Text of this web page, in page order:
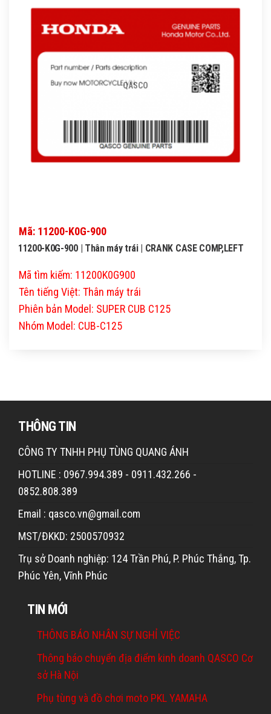
QASCO
Mã: 11200-K0G-900
11200-K0G-900 | Thân máy trái | CRANK CASE COMP,LEFT
Mã tìm kiếm: 11200K0G900
Tên tiếng Việt: Thân máy trái
Phiên bản Model: SUPER CUB C125
Nhóm Model: CUB-C125
THÔNG TIN
CÔNG TY TNHH PHỤ TÙNG QUANG ÁNH
HOTLINE : 0967.994.389 - 0911.432.266 -
0852.808.389
Email : qasco.vn@gmail.com
MST/ĐKKD: 2500570932
Trụ sở Doanh nghiệp: 124 Trần Phú, P. Phúc Thắng, Tp.
Phúc Yên, Vĩnh Phúc
TIN MỚI
THÔNG BÁO NHÂN SỰ NGHỈ VIỆC
Thông báo chuyển địa điểm kinh doanh QASCO Cơ
sở Hà Nội
Phụ tùng và đồ chơi moto PKL YAMAHA